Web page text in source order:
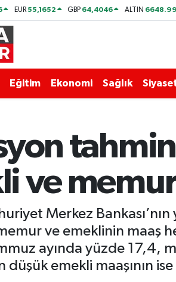
EUR55,1652 GBP 64,4046 ALTIN 6648.99
Eğitim Ekonomi Sağlık
ve
Merkez
ve emeklinin maaş
ayında yüzde 17,4,
düşük emekli maaşının